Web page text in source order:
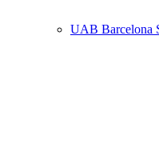
UAB Barcelona